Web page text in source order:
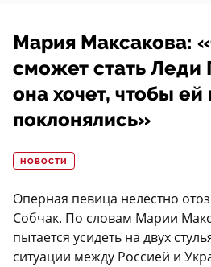
Мария Максакова:
сможет стать Леди
она хочет, чтобы ей
поклонялись»
НОВОСТИ
Оперная певица нелестно
Собчак. По словам Марии
пытается усидеть на двух
ситуации между Россией и